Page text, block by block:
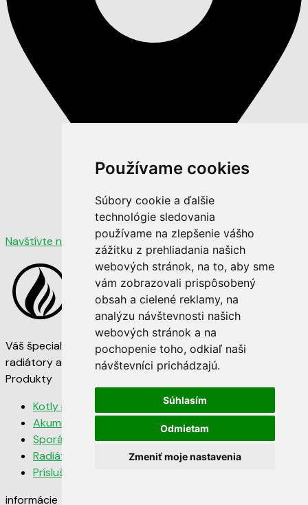
Používame cookies
Súbory cookie a ďalšie
technológie sledovania
používame na zlepšenie vášho
zážitku z prehliadania našich
webových stránok, na to, aby sme
vám zobrazovali prispôsobený
obsah a cielené reklamy, na
analýzu návštevnosti našich
webových stránok a na
pochopenie toho, odkiaľ naši
návštevníci prichádzajú.
Súhlasím
Odmietam
Zmeniť moje nastavenia
Navštívte nás
Váš špecialista na vykurovaciu techniku. Kvalitné kotly,
radiátory a sporáky za najlepšie ceny na trhu.
Produkty
Kotly na tuhé palivo
Akumulačné nádrže
Sporáky a kachle
Radiátory 22K
Príslušenstvo
informácie